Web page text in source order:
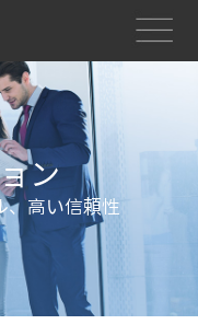
ン
、高い信頼性